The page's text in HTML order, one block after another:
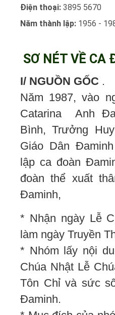
Điện thoại: 3895 5670
Năm thành lập: 1956 -
SƠ NÉT VỀ CA
I/ NGUỒN GỐC .
Năm 1987, vào
Catarina Anh
Bình, Trưởng
Giáo Dân
lập ca đoàn
đoàn thể xuất
Đaminh,
* Nhận ngày Lễ
làm ngày Truyền
* Nhóm lấy nội
Chúa Nhật Lễ
Tôn Chỉ và sức
Đaminh.